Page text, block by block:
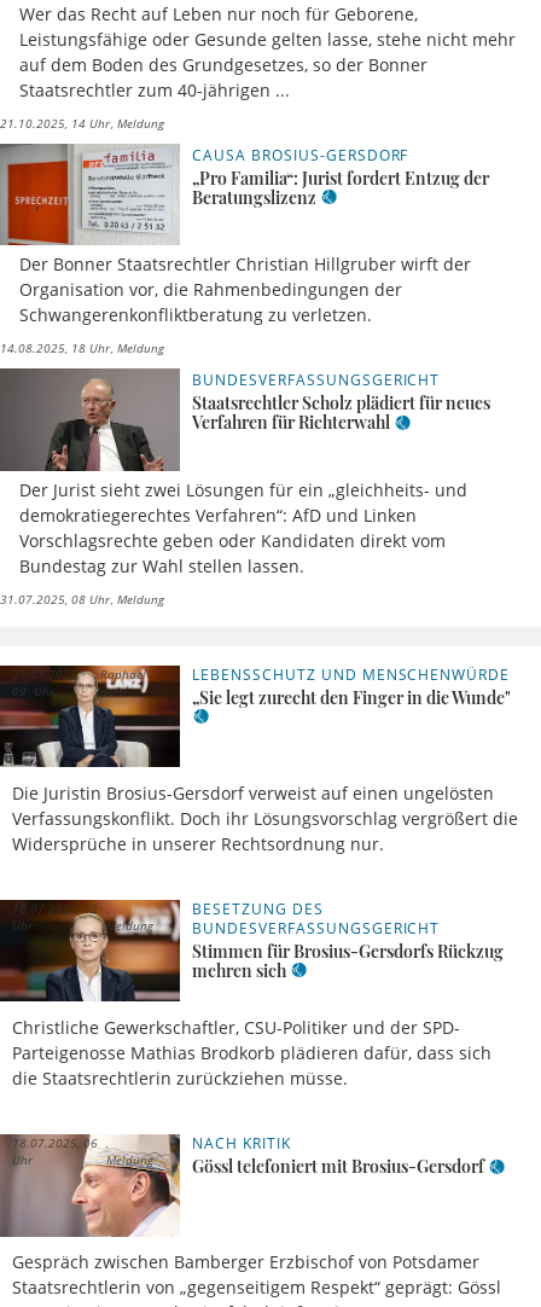
Wer das Recht auf Leben nur noch für Geborene,
Leistungsfähige oder Gesunde gelten lasse, stehe nicht mehr
auf dem Boden des Grundgesetzes, so der Bonner
Staatsrechtler zum 40-jährigen ...
21.10.2025, 14 Uhr Meldung
CAUSA BROSIUS-GERSDORF
„Pro Familia“: Jurist fordert Entzug der
Beratungslizenz
Der Bonner Staatsrechtler Christian Hillgruber wirft der
Organisation vor, die Rahmenbedingungen der
Schwangerenkonfliktberatung zu verletzen.
14.08.2025, 18 Uhr Meldung
BUNDESVERFASSUNGSGERICHT
Staatsrechtler Scholz plädiert für neues
Verfahren für Richterwahl
Der Jurist sieht zwei Lösungen für ein „gleichheits- und
demokratiegerechtes Verfahren“: AfD und Linken
Vorschlagsrechte geben oder Kandidaten direkt vom
Bundestag zur Wahl stellen lassen.
31.07.2025, 08 Uhr Meldung
LEBENSSCHUTZ UND MENSCHENWÜRDE
„Sie legt zurecht den Finger in die Wunde"
Die Juristin Brosius-Gersdorf verweist auf einen ungelösten
Verfassungskonflikt. Doch ihr Lösungsvorschlag vergrößert die
Widersprüche in unserer Rechtsordnung nur.
21.07.2025,
09 Uhr
Raphael
Edert
BESETZUNG DES
BUNDESVERFASSUNGSGERICHT
Stimmen für Brosius-Gersdorfs Rückzug
mehren sich
Christliche Gewerkschaftler, CSU-Politiker und der SPD-
Parteigenosse Mathias Brodkorb plädieren dafür, dass sich
die Staatsrechtlerin zurückziehen müsse.
18.07.2025, 12
Uhr
Meldung
NACH KRITIK
Gössl telefoniert mit Brosius-Gersdorf
Gespräch zwischen Bamberger Erzbischof von Potsdamer
Staatsrechtlerin von „gegenseitigem Respekt“ geprägt: Gössl
18.07.2025, 06
Uhr
Meldung